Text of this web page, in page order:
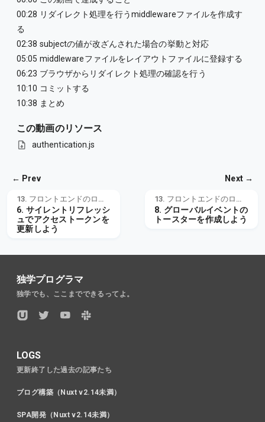
00:28 リダイレクト処理を行うmiddlewareファイルを作成す
る
02:38 subjectの値が改ざんされた場合の挙動と対応
05:05 middlewareファイルをレイアウトファイルに登録する
06:23 ブラウザからリダイレクト処理の確認を行う
10:10 コミットする
10:38 まとめ
この動画のリソース
authentication.js
← Prev Next →
6. サイレントリフレッシ
ュでアクセストークンを
更新しよう
8. グローバルイベントの
トースターを作成しよう
独学プログラマ
独学でも、ここまでできるってよ。
LOGS
更新終了した過去の記事たち
ブログ構築（Nuxt v2.14未満）
SPA開発（Nuxt v2.14未満）